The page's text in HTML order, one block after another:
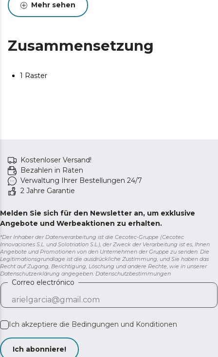
Mehr sehen
Zusammensetzung
1 Raster
Kostenloser Versand!
Bezahlen in Raten
Verwaltung Ihrer Bestellungen 24/7
2 Jahre Garantie
Melden Sie sich für den Newsletter an, um exklusive
Angebote und Werbeaktionen zu erhalten.
*Der Inhaber der Datenverarbeitung ist die Cecotec-Gruppe (Cecotec
Innovaciones S.L. und Solotriatlon S.L.), der Zweck der Verarbeitung ist es, Ihnen
Angebote und Promotionen von den Unternehmen der Gruppe zu senden. Die
Legitimationsgrundlage ist die ausdrückliche Zustimmung, und Sie haben das
Recht auf Zugang, Berichtigung, Löschung und andere Rechte, wie in unserer
Datenschutzerklärung angegeben. Datenschutzbestimmungen
Correo electrónico
Ich akzeptiere die Bedingungen und Konditionen
Ich abonniere!